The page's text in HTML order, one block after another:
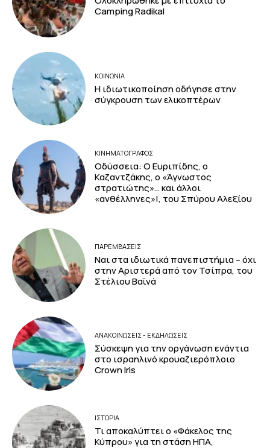
Camping Radikal
ΚΟΙΝΩΝΙΑ
Η ιδιωτικοποίηση οδήγησε στην
σύγκρουση των ελικοπτέρων
ΚΙΝΗΜΑΤΟΓΡΆΦΟΣ
Οδύσσεια: Ο Ευριπίδης, ο
Καζαντζάκης, ο «Άγνωστος
στρατιώτης»… και άλλοι
«ανθέλληνες»!, του Σπύρου Αλεξίου
ΠΑΡΕΜΒΑΣΕΙΣ
Ναι στα ιδιωτικά πανεπιστήμια – όχι
στην Αριστερά από τον Τσίπρα, του
Στέλιου Βαϊνά
ΑΝΑΚΟΙΝΩΣΕΙΣ - ΕΚΔΗΛΩΣΕΙΣ
Σύσκεψη για την οργάνωση ενάντια
στο ισραηλινό κρουαζιερόπλοιο
Crown Iris
ΙΣΤΟΡΙΑ
Τι αποκαλύπτει ο «Φάκελος της
Κύπρου» για τη στάση ΗΠΑ,